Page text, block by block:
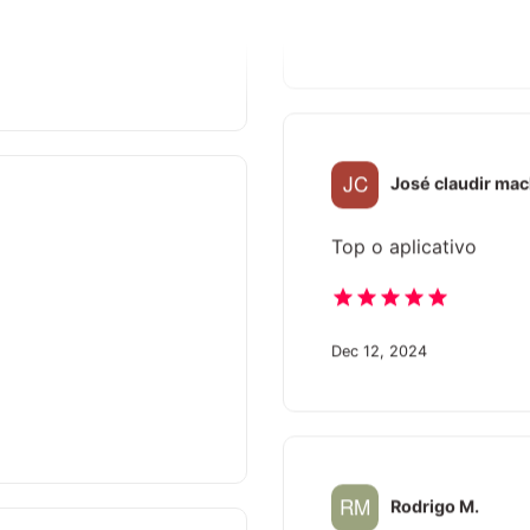
José claudir
Top o aplicativo
Dec 12, 2024
Rodrigo M.